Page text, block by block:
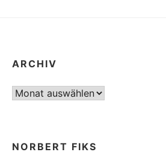
ARCHIV
Archiv
NORBERT FIKS